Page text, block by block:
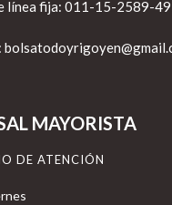
línea fija: 011-15-2589-
MAYORISTA
DE ATENCIÓN